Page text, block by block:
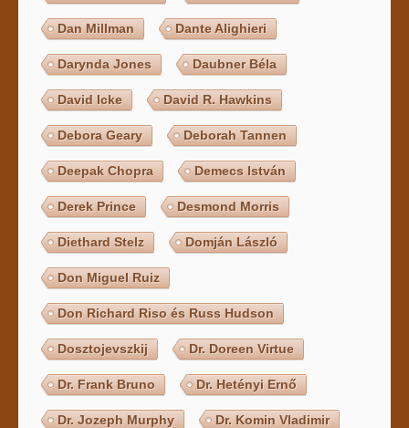
Dan Millman Dante Alighieri
Darynda Jones Daubner Béla
David Icke David R. Hawkins
Debora Geary Deborah Tannen
Deepak Chopra Demecs István
Derek Prince Desmond Morris
Diethard Stelz Domján László
Don Miguel Ruiz
Don Richard Riso és Russ Hudson
Dosztojevszkij Dr. Doreen Virtue
Dr. Frank Bruno Dr. Hetényi Ernő
Dr. Jozeph Murphy Dr. Komin Vladimir